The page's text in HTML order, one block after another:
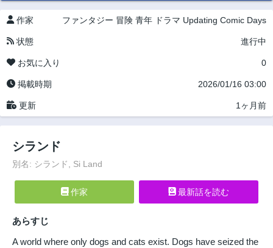
作家 ファンタジー 冒険 青年 ドラマ Updating Comic Days
状態 進行中
お気に入り 0
掲載時期 2026/01/16 03:00
更新 1ヶ月前
シランド
別名: シランド, Si Land
作家 最新話を読む
あらすじ
A world where only dogs and cats exist. Dogs have seized the